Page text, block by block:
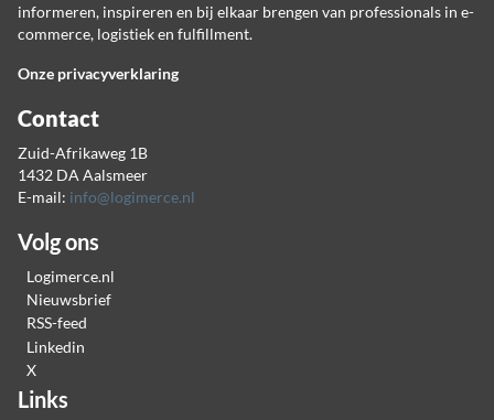
informeren, inspireren en bij elkaar brengen van professionals in e-
commerce, logistiek en fulfillment.
Onze privacyverklaring
Contact
Zuid-Afrikaweg 1B
1432 DA Aalsmeer
E-mail: info@logimerce.nl
Volg ons
Logimerce.nl
Nieuwsbrief
RSS-feed
Linkedin
X
Links